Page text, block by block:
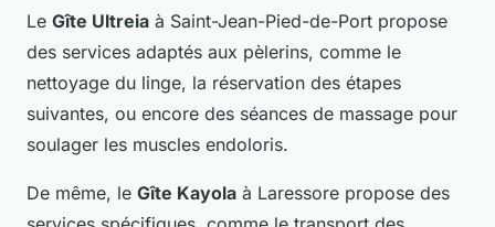
Le Gîte Ultreia à Saint-Jean-Pied-de-Port propose
des services adaptés aux pèlerins, comme le
nettoyage du linge, la réservation des étapes
suivantes, ou encore des séances de massage pour
soulager les muscles endoloris.
De même, le Gîte Kayola à Laressore propose des